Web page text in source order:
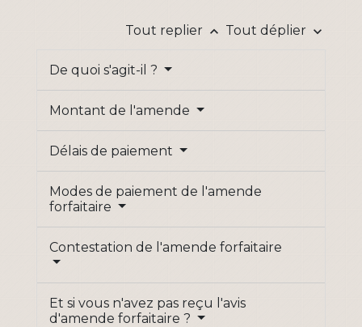
Tout replier keyboard_arrow_up Tout déplier keyboard_arrow_down
De quoi s'agit-il ?
Montant de l'amende
Délais de paiement
Modes de paiement de l'amende
forfaitaire
Contestation de l'amende forfaitaire
Et si vous n'avez pas reçu l'avis
d'amende forfaitaire ?